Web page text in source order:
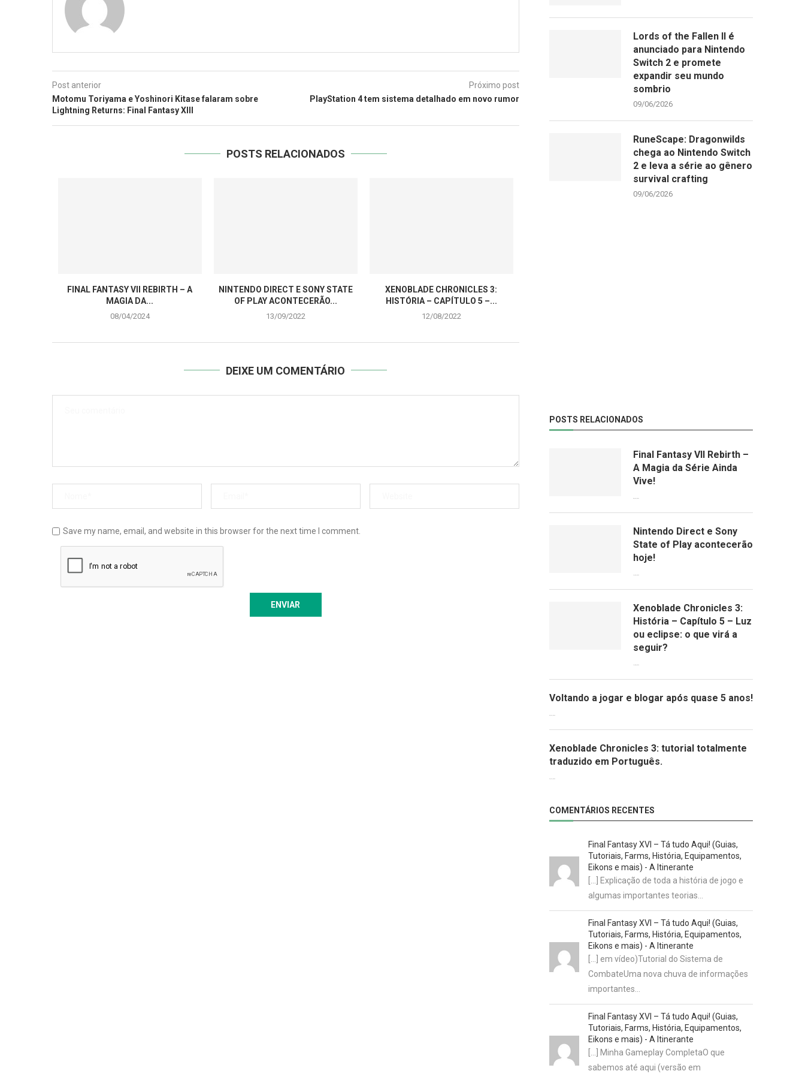
Post anterior
Motomu Toriyama e Yoshinori Kitase falaram sobre
Lightning Returns: Final Fantasy XIII
Próximo post
PlayStation 4 tem sistema detalhado em novo rumor
POSTS RELACIONADOS
FINAL FANTASY VII REBIRTH – A
MAGIA DA...
08/04/2024
NINTENDO DIRECT E SONY STATE
OF PLAY ACONTECERÃO...
13/09/2022
XENOBLADE CHRONICLES 3:
HISTÓRIA – CAPÍTULO 5 –...
12/08/2022
DEIXE UM COMENTÁRIO
Save my name, email, and website in this browser for the next time I comment.
Lords of the Fallen II é
anunciado para Nintendo
Switch 2 e promete
expandir seu mundo
sombrio
09/06/2026
RuneScape: Dragonwilds
chega ao Nintendo Switch
2 e leva a série ao gênero
survival crafting
09/06/2026
POSTS RELACIONADOS
Final Fantasy VII Rebirth –
A Magia da Série Ainda
Vive!
Nintendo Direct e Sony
State of Play acontecerão
hoje!
Xenoblade Chronicles 3:
História – Capítulo 5 – Luz
ou eclipse: o que virá a
seguir?
Voltando a jogar e blogar após quase 5 anos!
Xenoblade Chronicles 3: tutorial totalmente
traduzido em Português.
COMENTÁRIOS RECENTES
Final Fantasy XVI – Tá tudo Aqui! (Guias,
Tutoriais, Farms, História, Equipamentos,
Eikons e mais) - A Itinerante
[…] Explicação de toda a história de jogo e
algumas importantes teorias…
Final Fantasy XVI – Tá tudo Aqui! (Guias,
Tutoriais, Farms, História, Equipamentos,
Eikons e mais) - A Itinerante
[…] em vídeo)Tutorial do Sistema de
CombateUma nova chuva de informações
importantes…
Final Fantasy XVI – Tá tudo Aqui! (Guias,
Tutoriais, Farms, História, Equipamentos,
Eikons e mais) - A Itinerante
[…] Minha Gameplay CompletaO que
sabemos até aqui (versão em